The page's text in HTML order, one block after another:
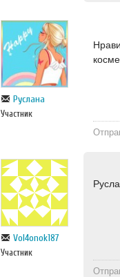
Руслана
Участник
Vol4onok187
Участник